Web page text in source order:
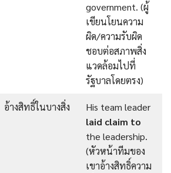
government. (ผู้
เขียนโยนความ
ผิด/ความรับผิด
ชอบต่อสภาพสิ่ง
แวดล้อมไปที่
รัฐบาลโดยตรง)
อ้างสิทธิ์ในบางสิ่ง
His team leader
laid claim to
the leadership.
(หัวหน้าทีมของ
เขาอ้างสิทธิ์ความ